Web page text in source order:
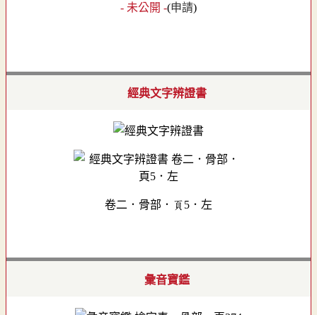
- 未公開 -(申請)
經典文字辨證書
卷二．骨部．頁5．左
彙音寶鑑